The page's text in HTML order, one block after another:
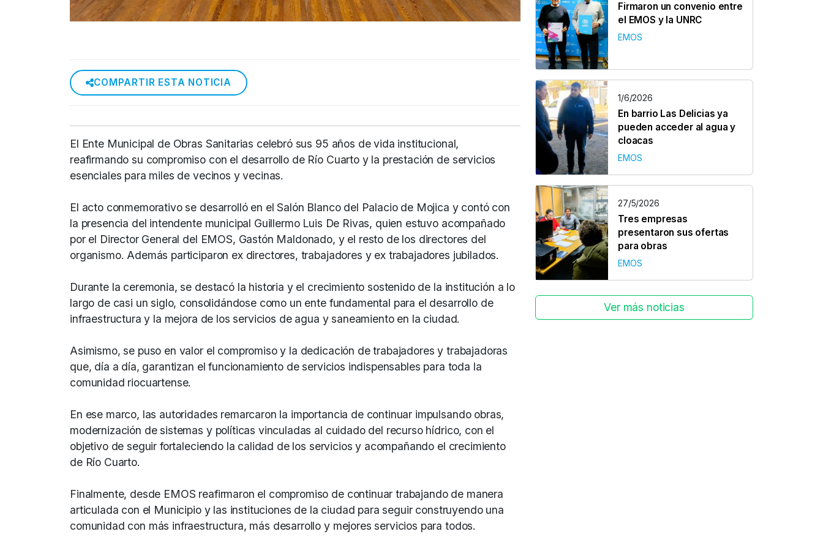
COMPARTIR ESTA NOTICIA
El Ente Municipal de Obras Sanitarias celebró sus 95 años de vida institucional,
reafirmando su compromiso con el desarrollo de Río Cuarto y la prestación de servicios
esenciales para miles de vecinos y vecinas.
El acto conmemorativo se desarrolló en el Salón Blanco del Palacio de Mojica y contó con
la presencia del intendente municipal Guillermo Luis De Rivas, quien estuvo acompañado
por el Director General del EMOS, Gastón Maldonado, y el resto de los directores del
organismo. Además participaron ex directores, trabajadores y ex trabajadores jubilados.
Durante la ceremonia, se destacó la historia y el crecimiento sostenido de la institución a lo
largo de casi un siglo, consolidándose como un ente fundamental para el desarrollo de
infraestructura y la mejora de los servicios de agua y saneamiento en la ciudad.
Asimismo, se puso en valor el compromiso y la dedicación de trabajadores y trabajadoras
que, día a día, garantizan el funcionamiento de servicios indispensables para toda la
comunidad riocuartense.
En ese marco, las autoridades remarcaron la importancia de continuar impulsando obras,
modernización de sistemas y políticas vinculadas al cuidado del recurso hídrico, con el
objetivo de seguir fortaleciendo la calidad de los servicios y acompañando el crecimiento
de Río Cuarto.
Finalmente, desde EMOS reafirmaron el compromiso de continuar trabajando de manera
articulada con el Municipio y las instituciones de la ciudad para seguir construyendo una
comunidad con más infraestructura, más desarrollo y mejores servicios para todos.
Firmaron un convenio entre
el EMOS y la UNRC
EMOS
1/6/2026
En barrio Las Delicias ya
pueden acceder al agua y
cloacas
EMOS
27/5/2026
Tres empresas
presentaron sus ofertas
para obras
EMOS
Ver más noticias